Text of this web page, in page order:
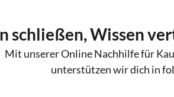
schließen, Wissen
Mit unserer Online Nachhilfe für
unterstützen wir dich in